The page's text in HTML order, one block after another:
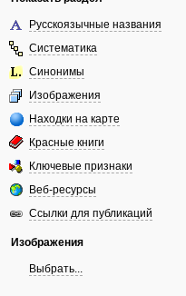
Русскоязычные названия
Систематика
Синонимы
Изображения
Находки на карте
Красные книги
Ключевые признаки
Веб-ресурсы
Ссылки для публикаций
Изображения
Выбрать...